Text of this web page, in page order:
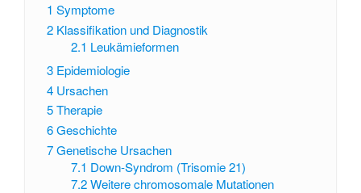
1 Symptome
2 Klassifikation und Diagnostik
2.1 Leukämieformen
3 Epidemiologie
4 Ursachen
5Therapie
6Geschichte
7Genetische Ursachen
7.1 Down-Syndrom (Trisomie 21)
7.2 Weitere chromosomale Mutationen